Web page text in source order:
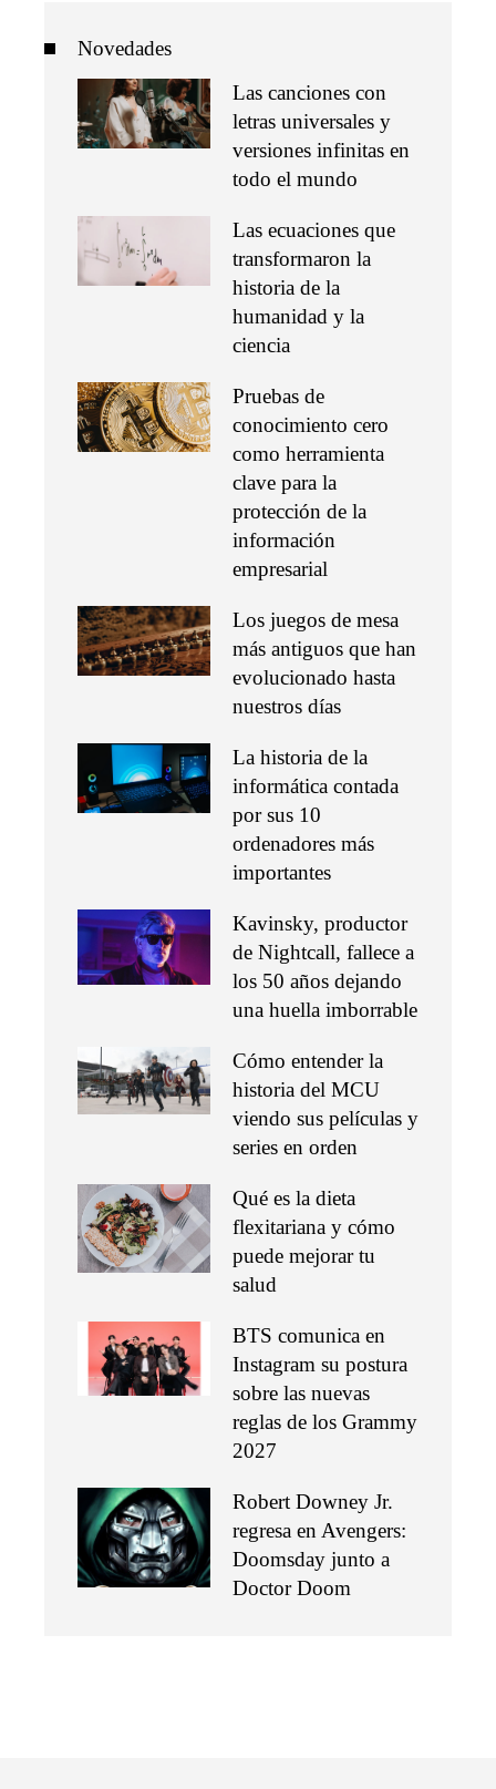
Novedades
Las canciones con
letras universales y
versiones infinitas en
todo el mundo
Las ecuaciones que
transformaron la
historia de la
humanidad y la
ciencia
Pruebas de
conocimiento cero
como herramienta
clave para la
protección de la
información
empresarial
Los juegos de mesa
más antiguos que han
evolucionado hasta
nuestros días
La historia de la
informática contada
por sus 10
ordenadores más
importantes
Kavinsky, productor
de Nightcall, fallece a
los 50 años dejando
una huella imborrable
Cómo entender la
historia del MCU
viendo sus películas y
series en orden
Qué es la dieta
flexitariana y cómo
puede mejorar tu
salud
BTS comunica en
Instagram su postura
sobre las nuevas
reglas de los Grammy
2027
Robert Downey Jr.
regresa en Avengers:
Doomsday junto a
Doctor Doom